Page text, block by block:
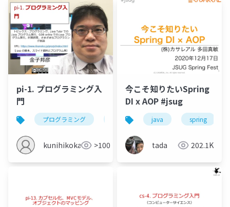
pi-1. プログラミング入
門
プログラミング プログラミング言語 プログラム
kunihikokaneko>100
今こそ知りたいSpring
DI x AOP #jsug
java spring
tada 202.1K